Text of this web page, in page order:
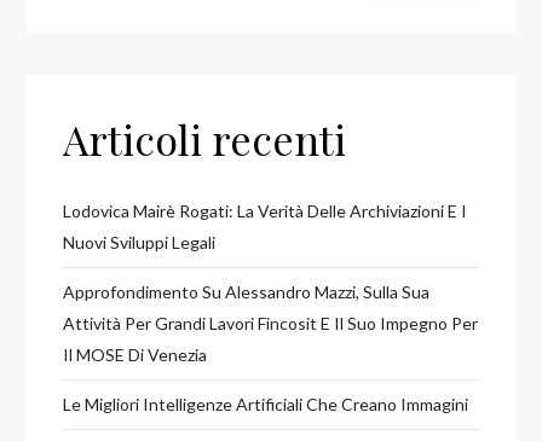
Articoli recenti
Lodovica Mairè Rogati: La Verità Delle Archiviazioni E I
Nuovi Sviluppi Legali
Approfondimento Su Alessandro Mazzi, Sulla Sua
Attività Per Grandi Lavori Fincosit E Il Suo Impegno Per
Il MOSE Di Venezia
Le Migliori Intelligenze Artificiali Che Creano Immagini